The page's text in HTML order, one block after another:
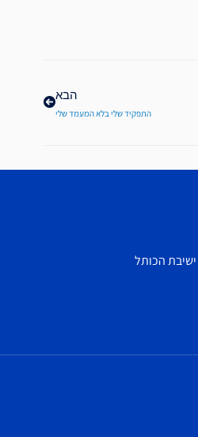
הבא
התפקיד שלי בלא המעמד שלי